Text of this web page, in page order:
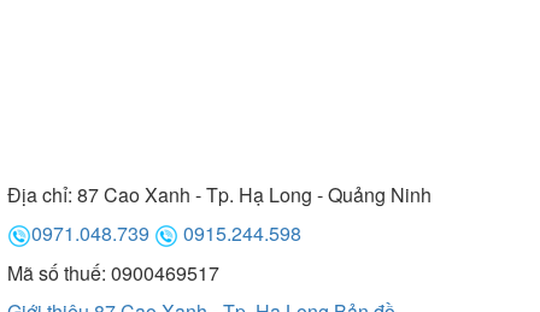
Địa chỉ: 87 Cao Xanh - Tp. Hạ Long - Quảng Ninh
0971.048.739
0915.244.598
Mã số thuế: 0900469517